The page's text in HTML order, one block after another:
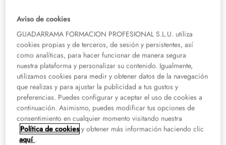
Consulta descuentos
Grado Superior Salud
Grado Superior en Higiene Bucodental en
Barcelona
Presencial:Barcelona
Consulta descuentos
Aviso de cookies
GUADARRAMA FORMACION PROFESIONAL S.L.U. utiliza
cookies propias y de terceros, de sesión y persistentes, así
como analíticas, para hacer funcionar de manera segura
nuestra plataforma y personalizar su contenido. Igualmente,
utilizamos cookies para medir y obtener datos de la navegación
que realizas y para ajustar la publicidad a tus gustos y
preferencias. Puedes configurar y aceptar el uso de cookies a
continuación. Asimismo, puedes modificar tus opciones de
consentimiento en cualquier momento visitando nuestra
Política de cookies y obtener más información haciendo clic
aquí .